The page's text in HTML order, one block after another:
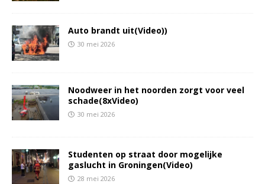
Auto brandt uit(Video))
30 mei 2026
Noodweer in het noorden zorgt voor veel
schade(8xVideo)
30 mei 2026
Studenten op straat door mogelijke
gaslucht in Groningen(Video)
28 mei 2026